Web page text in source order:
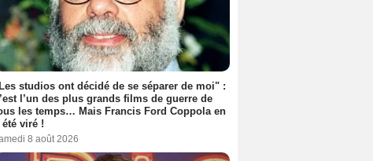
studios ont décidé de se séparer de moi" :
l’un des plus grands films de guerre de
les temps… Mais Francis Ford Coppola en
été viré !
8 août 2026